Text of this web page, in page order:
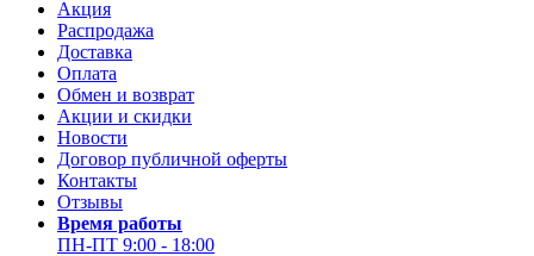
Акция
Распродажа
Доставка
Оплата
Обмен и возврат
Акции и скидки
Новости
Договор публичной оферты
Контакты
Отзывы
Время работы
ПН-ПТ 9:00 - 18:00